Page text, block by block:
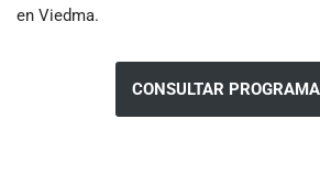
en Viedma.
CONSULTAR